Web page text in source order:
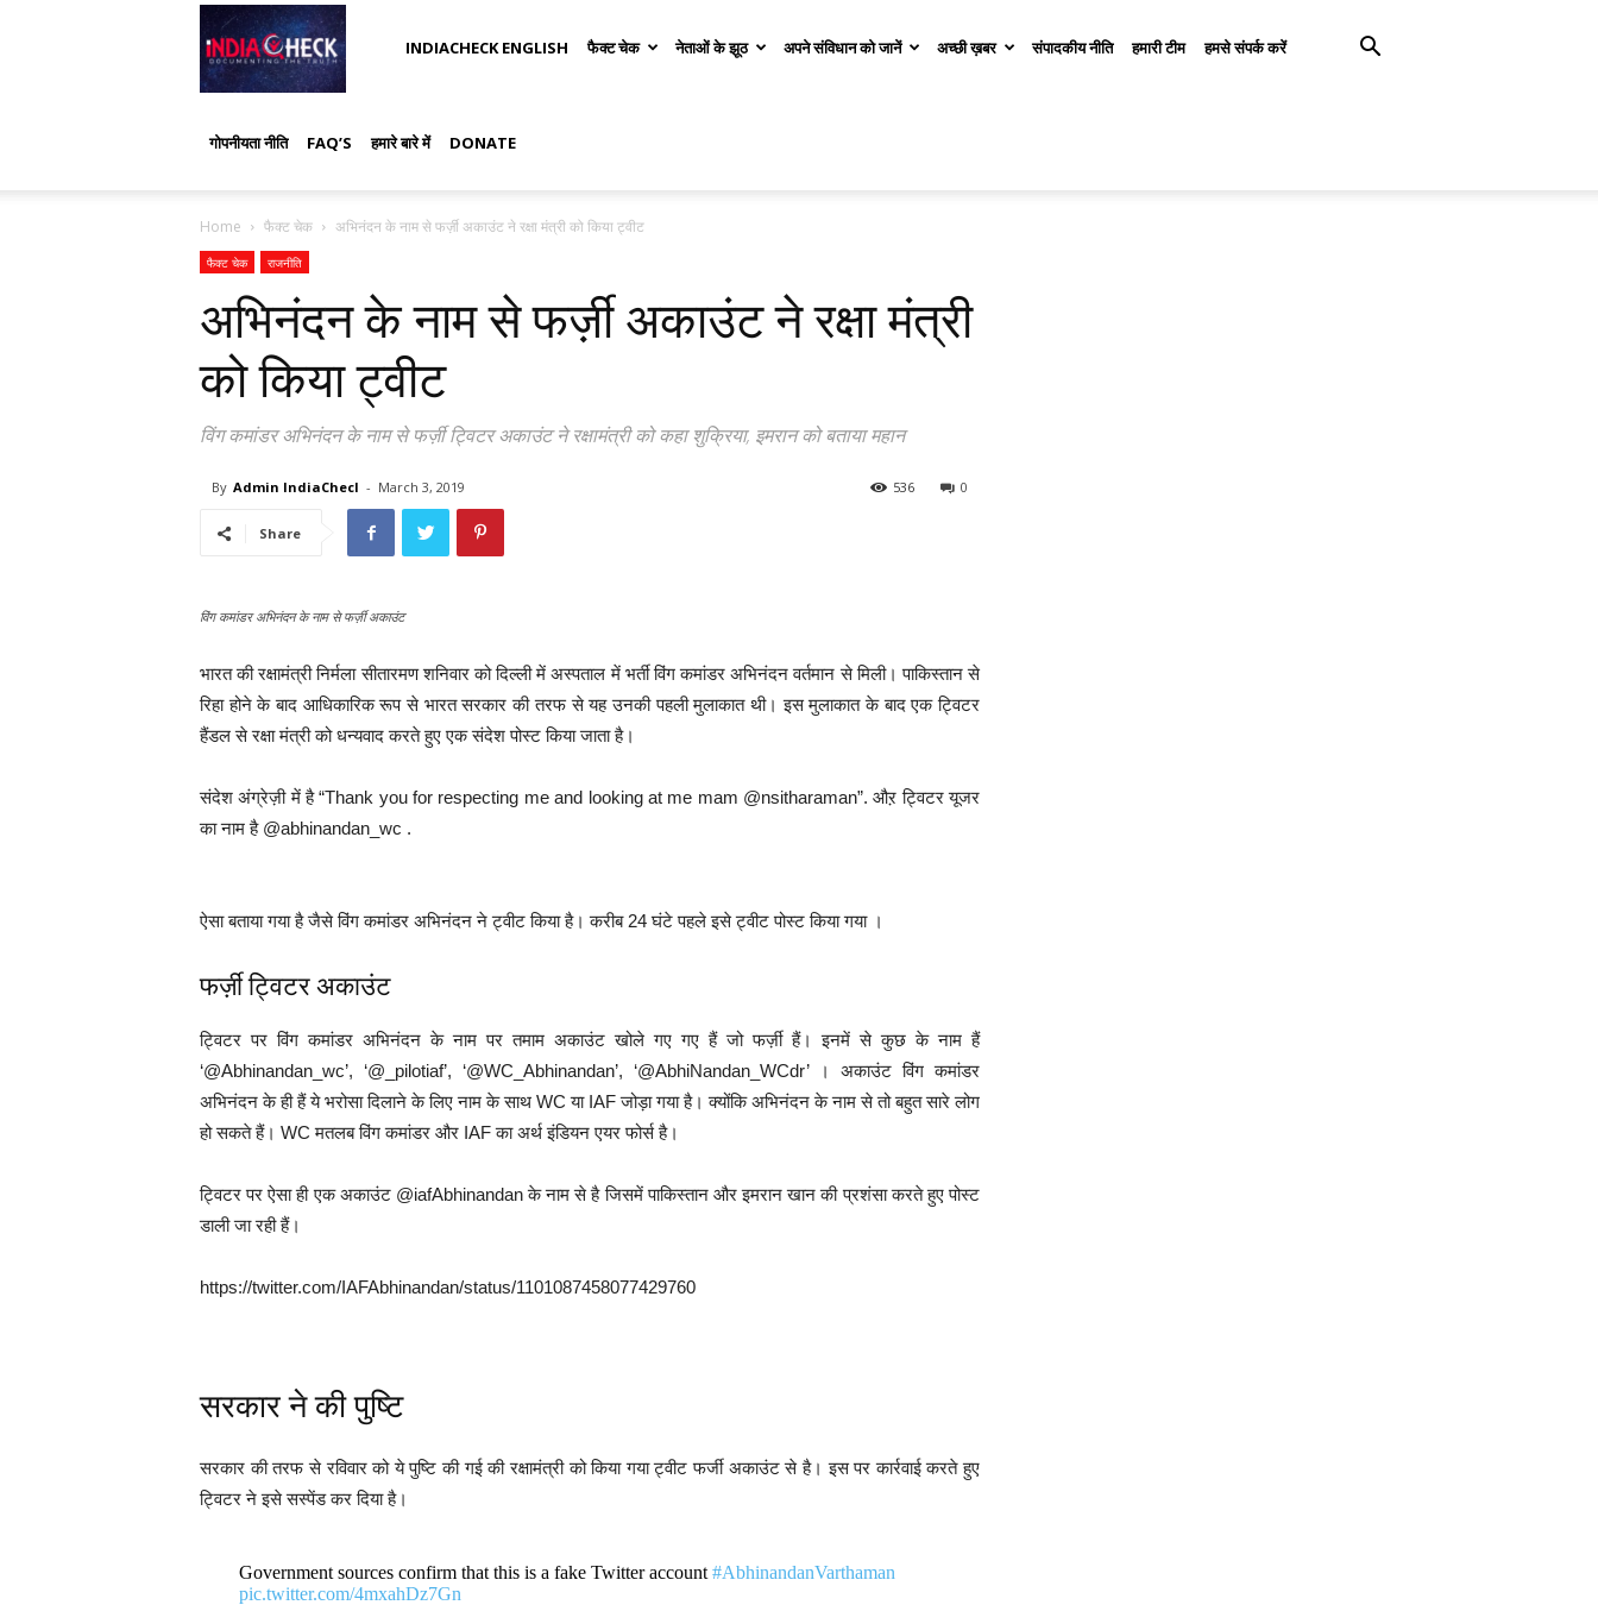
IndiaCheckINDIACHECK ENGLISH फैक्ट चेक नेताओं के झूठ अपने संविधान को जानें अच्छी ख़बर संपादकीय नीति हमारी टीम हमसे संपर्क करें
गोपनीयता नीति FAQ’S हमारे बारे में DONATE
Home फैक्ट चेक अभिनंदन के नाम से फर्ज़ी अकाउंट ने रक्षा मंत्री को किया ट्वीट
फैक्ट चेक राजनीति
अभिनंदन के नाम से फर्ज़ी अकाउंट ने रक्षा मंत्री
को किया ट्वीट
विंग कमांडर अभिनंदन के नाम से फर्ज़ी ट्विटर अकाउंट ने रक्षामंत्री को कहा शुक्रिया, इमरान को बताया महान
By Admin IndiaChecl - March 3, 2019 0
536
Share
विंग कमांडर अभिनंदन के नाम से फर्ज़ी अकाउंट
भारत की रक्षामंत्री निर्मला सीतारमण शनिवार को दिल्ली में अस्पताल में भर्ती विंग कमांडर अभिनंदन वर्तमान से मिली। पाकिस्तान से
रिहा होने के बाद आधिकारिक रूप से भारत सरकार की तरफ से यह उनकी पहली मुलाकात थी। इस मुलाकात के बाद एक ट्विटर
हैंडल से रक्षा मंत्री को धन्यवाद करते हुए एक संदेश पोस्ट किया जाता है।
संदेश अंग्रेज़ी में है “Thank you for respecting me and looking at me mam @nsitharaman”. औऱ ट्विटर यूजर
का नाम है @abhinandan_wc .
ऐसा बताया गया है जैसे विंग कमांडर अभिनंदन ने ट्वीट किया है। करीब 24 घंटे पहले इसे ट्वीट पोस्ट किया गया ।
फर्ज़ी ट्विटर अकाउंट
ट्विटर पर विंग कमांडर अभिनंदन के नाम पर तमाम अकाउंट खोले गए गए हैं जो फर्ज़ी हैं। इनमें से कुछ के नाम हैं
‘@Abhinandan_wc’, ‘@_pilotiaf’, ‘@WC_Abhinandan’, ‘@AbhiNandan_WCdr’ । अकाउंट विंग कमांडर
अभिनंदन के ही हैं ये भरोसा दिलाने के लिए नाम के साथ WC या IAF जोड़ा गया है। क्योंकि अभिनंदन के नाम से तो बहुत सारे लोग
हो सकते हैं। WC मतलब विंग कमांडर और IAF का अर्थ इंडियन एयर फोर्स है।
ट्विटर पर ऐसा ही एक अकाउंट @iafAbhinandan के नाम से है जिसमें पाकिस्तान और इमरान खान की प्रशंसा करते हुए पोस्ट
डाली जा रही हैं।
https://twitter.com/IAFAbhinandan/status/1101087458077429760
सरकार ने की पुष्टि
सरकार की तरफ से रविवार को ये पुष्टि की गई की रक्षामंत्री को किया गया ट्वीट फर्जी अकाउंट से है। इस पर कार्रवाई करते हुए
ट्विटर ने इसे सस्पेंड कर दिया है।
Government sources confirm that this is a fake Twitter account #AbhinandanVarthaman
pic.twitter.com/4mxahDz7Gn